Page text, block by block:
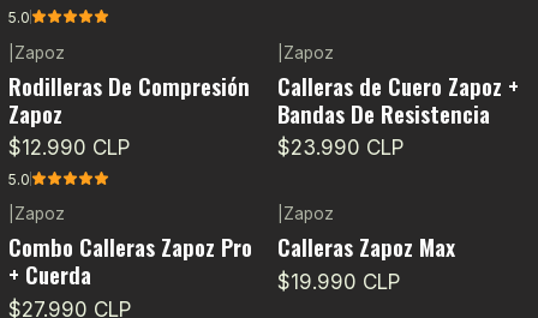
5.0
Zapoz
Rodilleras De Compresión
Zapoz
$12.990 CLP
5.0
Zapoz
Calleras de Cuero Zapoz +
Bandas De Resistencia
$23.990 CLP
Agotado
Zapoz
Combo Calleras Zapoz Pro
+ Cuerda
$27.990 CLP
Zapoz
Calleras Zapoz Max
$19.990 CLP